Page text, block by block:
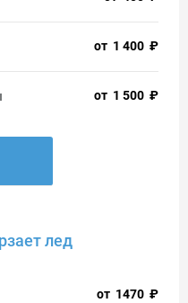
от 1 400 ₽
от 1 500 ₽
лед
от 1470 ₽